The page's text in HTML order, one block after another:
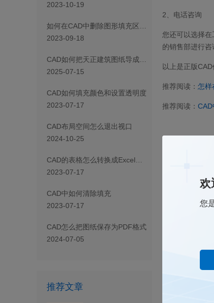
2023-10-19
如何在CAD中删除图形填充区域的一部分
2023-09-18
CAD如何把天正建筑图纸导成天正T3/T8/T9格式版本
2025-07-15
CAD如何填充颜色和设置透明度
2023-07-17
CAD布局空间怎么退出视口
2024-10-25
CAD 的表格怎么转换成Excel表格
2023-07-17
CAD 中如何清除填充
2023-07-17
CAD怎么把图纸保存为PDF格式
2024-07-05
推荐文章
2、 电话咨询
您还可以选择
的销售部进行咨
以上是正版
推荐阅读： 怎样
推荐阅读： CAD
上一篇
欢
您